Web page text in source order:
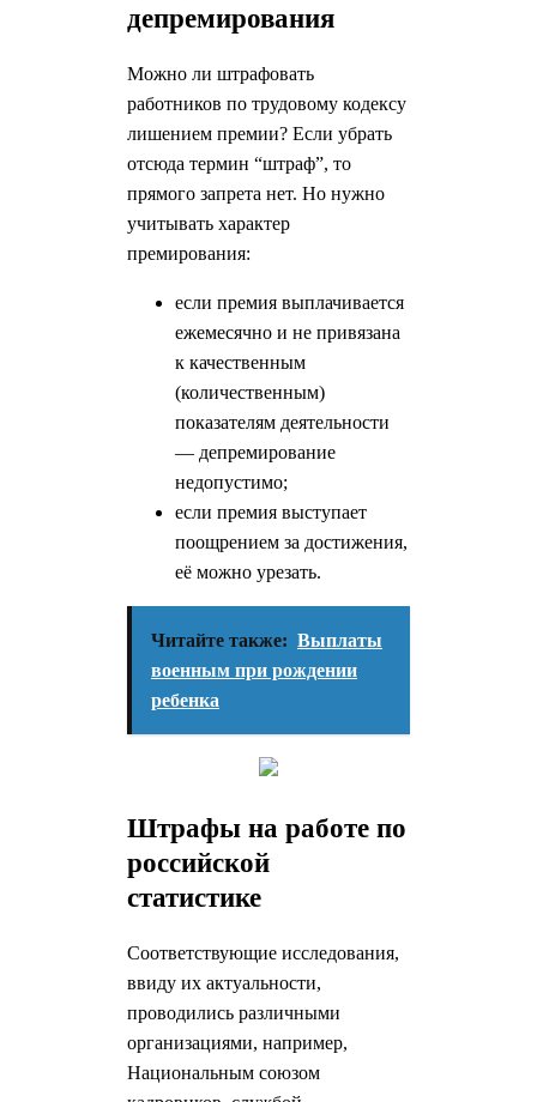
депремирования
Можно ли штрафовать
работников по трудовому кодексу
лишением премии? Если убрать
отсюда термин “штраф”, то
прямого запрета нет. Но нужно
учитывать характер
премирования:
если премия выплачивается
ежемесячно и не привязана
к качественным
(количественным)
показателям деятельности
— депремирование
недопустимо;
если премия выступает
поощрением за достижения,
её можно урезать.
Читайте также: Выплаты
военным при рождении
ребенка
Штрафы на работе по
российской
статистике
Соответствующие исследования,
ввиду их актуальности,
проводились различными
организациями, например,
Национальным союзом